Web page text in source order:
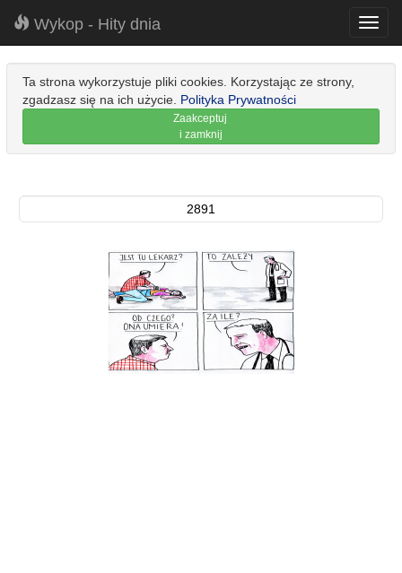
Wykop - Hity dnia
Ta strona wykorzystuje pliki cookies. Korzystając ze strony,
zgadzasz się na ich użycie. Polityka Prywatności
Zaakceptuj
i zamknij
2891